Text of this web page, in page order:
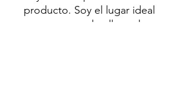
producto. Soy el lugar ideal
para agregar detalles sobre